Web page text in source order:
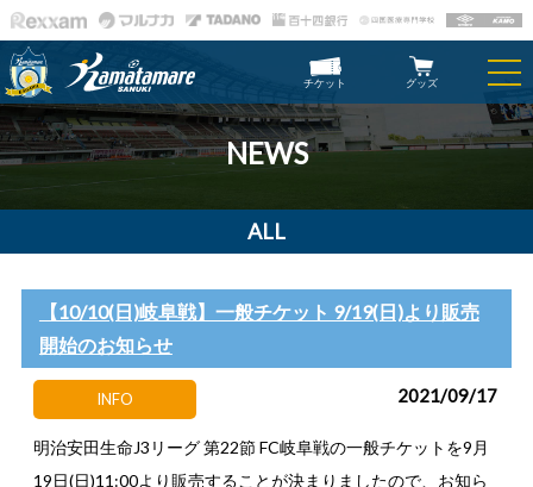
チケット グッズ
NEWS
ALL
【10/10(日)岐阜戦】一般チケット 9/19(日)より販売
開始のお知らせ
INFO 2021/09/17
明治安田生命J3リーグ 第22節 FC岐阜戦の一般チケットを9月
19日(日)11:00より販売することが決まりましたので、お知ら